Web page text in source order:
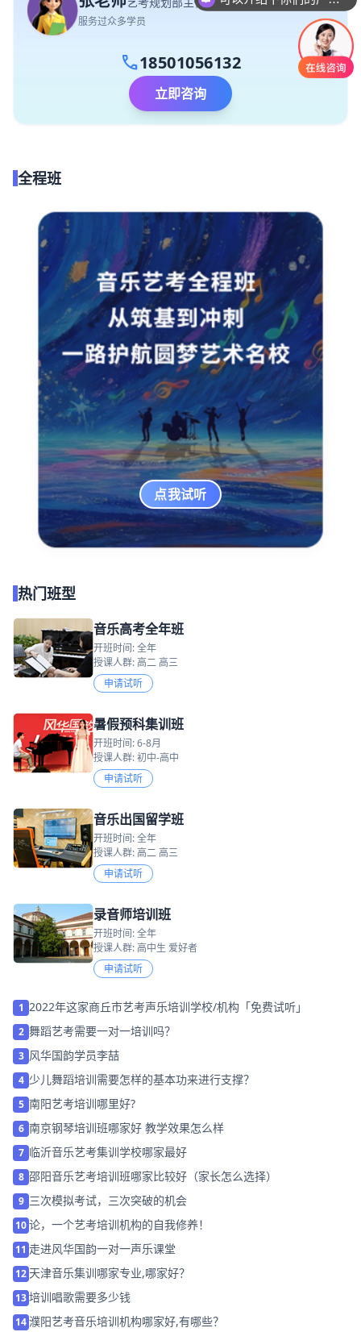
服务过众多学员
call18501056132
立即咨询
全程班
点我试听
热门班型
音乐高考全年班
开班时间: 全年
授课人群: 高二 高三
申请试听
暑假预科集训班
开班时间: 6-8月
授课人群: 初中-高中
申请试听
音乐出国留学班
开班时间: 全年
授课人群: 高二 高三
申请试听
录音师培训班
开班时间: 全年
授课人群: 高中生 爱好者
申请试听
1 2022年这家商丘市艺考声乐培训学校/机构「免费试听」
2 舞蹈艺考需要一对一培训吗？
3 风华国韵学员李喆
4 少儿舞蹈培训需要怎样的基本功来进行支撑？
5 南阳艺考培训哪里好?
6 南京钢琴培训班哪家好 教学效果怎么样
7 临沂音乐艺考集训学校哪家最好
8 邵阳音乐艺考培训班哪家比较好（家长怎么选择）
9 三次模拟考试，三次突破的机会
10论，一个艺考培训机构的自我修养！
11 走进风华国韵一对一声乐课堂
12 天津音乐集训哪家专业,哪家好？
13培训唱歌需要多少钱
14濮阳艺考音乐培训机构哪家好,有哪些？